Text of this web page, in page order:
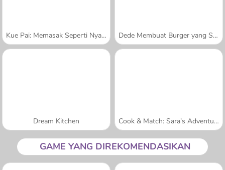
Kue Pai: Memasak Seperti Nyata Dede Membuat Burger yang Seru
Dream Kitchen Cook & Match: Sara’s Adventure
GAME YANG DIREKOMENDASIKAN